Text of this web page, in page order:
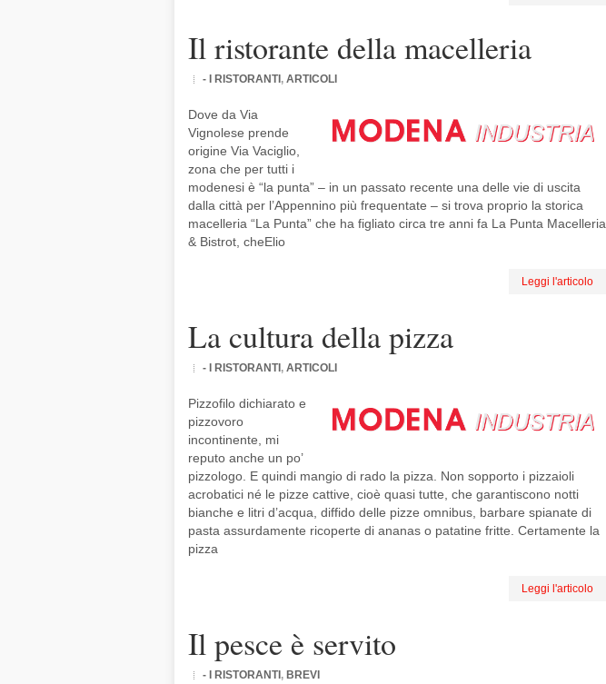
Il ristorante della macelleria
- I RISTORANTI , ARTICOLI
Dove da Via
Vignolese prende
origine Via Vaciglio,
zona che per tutti i
modenesi è “la punta” – in un passato recente una delle vie di uscita
dalla città per l’Appennino più frequentate – si trova proprio la storica
macelleria “La Punta” che ha figliato circa tre anni fa La Punta Macelleria
& Bistrot, cheElio
Leggi l'articolo
La cultura della pizza
- I RISTORANTI , ARTICOLI
Pizzofilo dichiarato e
pizzovoro
incontinente, mi
reputo anche un po’
pizzologo. E quindi mangio di rado la pizza. Non sopporto i pizzaioli
acrobatici né le pizze cattive, cioè quasi tutte, che garantiscono notti
bianche e litri d’acqua, diffido delle pizze omnibus, barbare spianate di
pasta assurdamente ricoperte di ananas o patatine fritte. Certamente la
pizza
Leggi l'articolo
Il pesce è servito
- I RISTORANTI , BREVI